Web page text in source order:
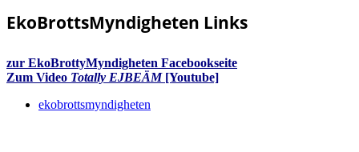
EkoBrottsMyndigheten Links
zur EkoBrottyMyndigheten Facebookseite
Zum Video Totally EJBEÄM[Youtube]
ekobrottsmyndigheten